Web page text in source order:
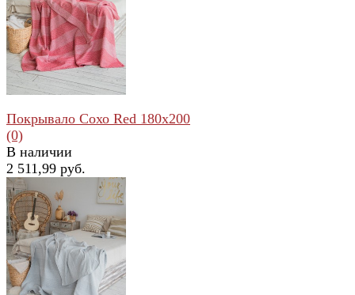
избранное сравнить
избранное сравнить
Покрывало Сохо Red 180x200
(0)
В наличии
2 511,99 руб.